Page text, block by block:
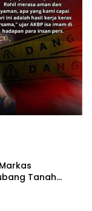
Tanah